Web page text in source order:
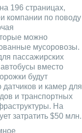
196 страницах,
компании по поводу
можно
мусоровозы.
пассажирских
вместо
будут
датчиков и камер для
и транспортных
На
затратить $50 млн.